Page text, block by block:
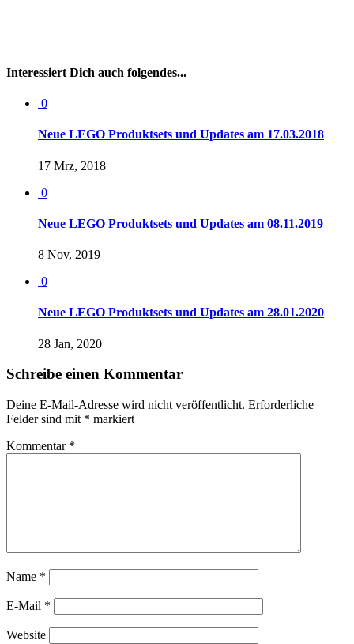
Interessiert Dich auch folgendes...
0
Neue LEGO Produktsets und Updates am 17.03.2018
17 Mrz, 2018
0
Neue LEGO Produktsets und Updates am 08.11.2019
8 Nov, 2019
0
Neue LEGO Produktsets und Updates am 28.01.2020
28 Jan, 2020
Schreibe einen Kommentar
Deine E-Mail-Adresse wird nicht veröffentlicht. Erforderliche
Felder sind mit * markiert
Kommentar *
Name *
E-Mail *
Website